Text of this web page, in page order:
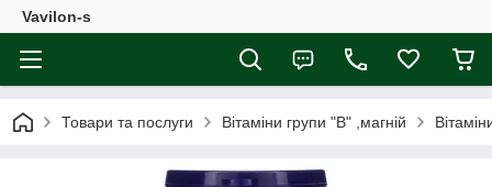
Vavilon-s
Товари та послуги Вітаміни групи "В" ,магній